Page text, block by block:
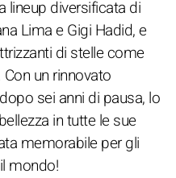
lineup diversificata di
Lima e Gigi Hadid, e
di stelle come
un rinnovato
sei anni di pausa, lo
in tutte le sue
memorabile per gli
mondo!